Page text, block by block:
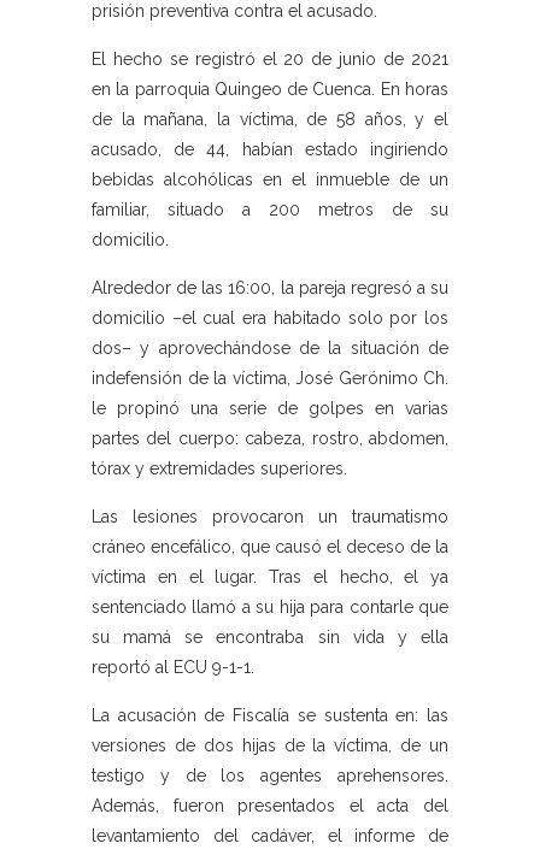
prisión preventiva contra el acusado.
El hecho se registró el 20 de junio de 2021
en la parroquia Quingeo de Cuenca. En horas
de la mañana, la víctima, de 58 años, y el
acusado, de 44, habían estado ingiriendo
bebidas alcohólicas en el inmueble de un
familiar, situado a 200 metros de su
domicilio.
Alrededor de las 16:00, la pareja regresó a su
domicilio –el cual era habitado solo por los
dos– y aprovechándose de la situación de
indefensión de la víctima, José Gerónimo Ch.
le propinó una serie de golpes en varias
partes del cuerpo: cabeza, rostro, abdomen,
tórax y extremidades superiores.
Las lesiones provocaron un traumatismo
cráneo encefálico, que causó el deceso de la
víctima en el lugar. Tras el hecho, el ya
sentenciado llamó a su hija para contarle que
su mamá se encontraba sin vida y ella
reportó al ECU 9-1-1.
La acusación de Fiscalía se sustenta en: las
versiones de dos hijas de la víctima, de un
testigo y de los agentes aprehensores.
Además, fueron presentados el acta del
levantamiento del cadáver, el informe de